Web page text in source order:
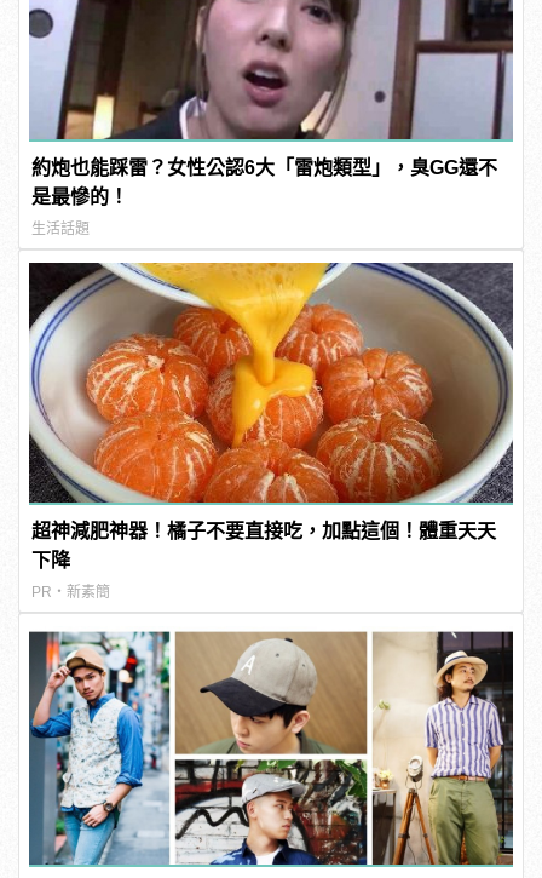
約炮也能踩雷？女性公認6大「雷炮類型」，臭GG還不
是最慘的！
生活話題
超神減肥神器！橘子不要直接吃，加點這個！體重天天
下降
PR・新素簡